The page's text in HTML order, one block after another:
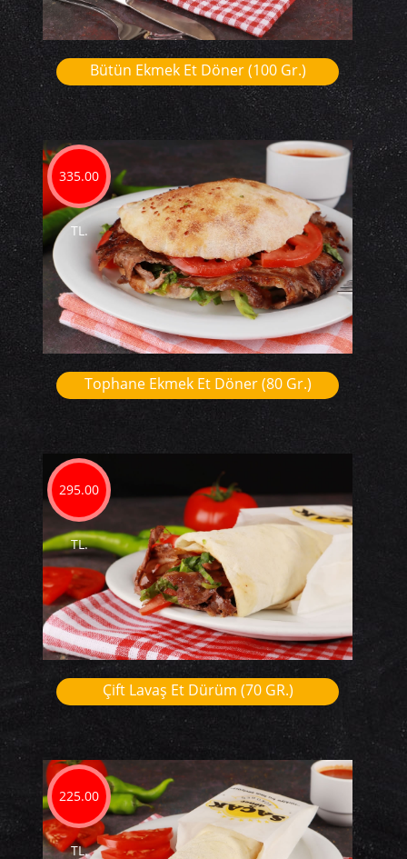
Bütün Ekmek Et Döner (100 Gr.)
335.00
TL.
Tophane Ekmek Et Döner (80 Gr.)
295.00
TL.
Çift Lavaş Et Dürüm (70 GR.)
225.00
TL.